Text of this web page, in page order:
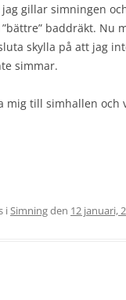
gillar simningen
baddräkt. Nu
skylla på att jag
simmar.
mig till simhallen och
iSimningden 12 januari,